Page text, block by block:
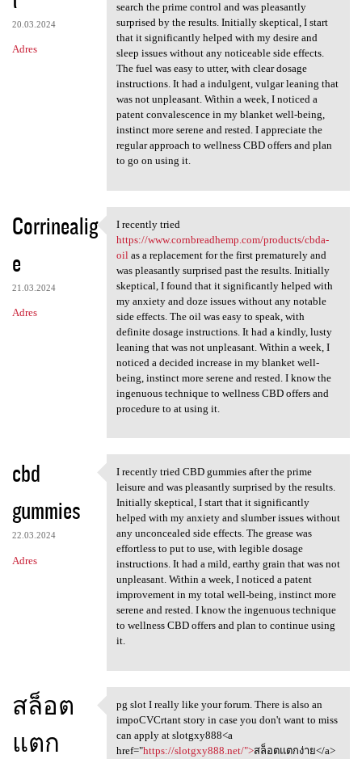
20.03.2024
Adres
search the prime control and was pleasantly
surprised by the results. Initially skeptical, I start
that it significantly helped with my desire and
sleep issues without any noticeable side effects.
The fuel was easy to utter, with clear dosage
instructions. It had a indulgent, vulgar leaning that
was not unpleasant. Within a week, I noticed a
patent convalescence in my blanket well-being,
instinct more serene and rested. I appreciate the
regular approach to wellness CBD offers and plan
to go on using it.
Corrinealig
e
21.03.2024
Adres
I recently tried https://www
I recently tried
https://www.cornbreadhemp.com/products/cbda-
oil as a replacement for the first prematurely and
was pleasantly surprised past the results. Initially
skeptical, I found that it significantly helped with
my anxiety and doze issues without any notable
side effects. The oil was easy to speak, with
definite dosage instructions. It had a kindly, lusty
leaning that was not unpleasant. Within a week, I
noticed a decided increase in my blanket well-
being, instinct more serene and rested. I know the
ingenuous technique to wellness CBD offers and
procedure to at using it.
cbd
gummies
22.03.2024
Adres
I recently tried CBD gummies
I recently tried CBD gummies after the prime
leisure and was pleasantly surprised by the results.
Initially skeptical, I start that it significantly
helped with my anxiety and slumber issues without
any unconcealed side effects. The grease was
effortless to put to use, with legible dosage
instructions. It had a mild, earthy grain that was not
unpleasant. Within a week, I noticed a patent
improvement in my total well-being, instinct more
serene and rested. I know the ingenuous technique
to wellness CBD offers and plan to continue using
it.
สล็อต
แตก
pg slot I really like your
pg slot I really like your forum. There is also an
impoCVCrtant story in case you don't want to miss
can apply at slotgxy888<a
href="https://slotgxy888.net/">สล็อตแตกง่าย</a>